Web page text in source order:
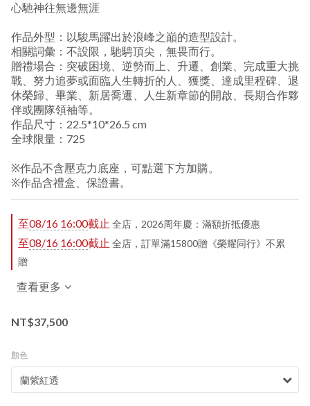
心馳神往無邊無涯
作品外型：以駿馬躍出於浪峰之巔的造型設計。
相關詞彙：不設限，馳騁頂尖，無畏而行。
贈禮場合：突破困境、逆勢而上、升遷、創業、完成重大挑
戰、努力追夢或面臨人生轉折的人、獲獎、達成里程碑、退
休榮歸、畢業、新居喬遷、人生新章節的開啟、長期合作夥
伴或團隊領袖等。
作品尺寸：22.5*10*26.5 cm
全球限量：725
※作品不含壓克力底座，可點選下方加購。
※作品含禮盒、保證書。
至08/16 16:00截止 全店，2026周年慶：滿額折抵優惠
至08/16 16:00截止 全店，訂單滿15800贈《榮耀同行》不累
贈
查看更多
NT$37,500
顏色